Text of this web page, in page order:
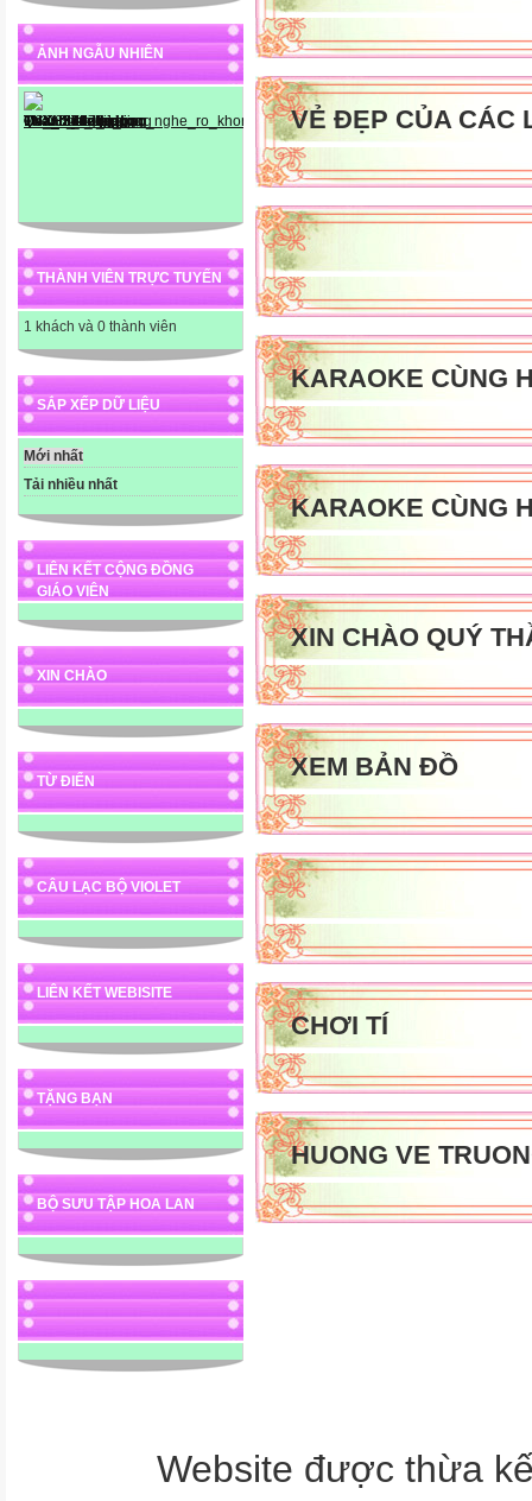
ẢNH NGẪU NHIÊN
THÀNH VIÊN TRỰC TUYẾN
1 khách và 0 thành viên
SẮP XẾP DỮ LIỆU
Mới nhất
Tải nhiều nhất
LIÊN KẾT CỘNG ĐỒNG
GIÁO VIÊN
XIN CHÀO
TỪ ĐIỂN
CÂU LẠC BỘ VIOLET
LIÊN KẾT WEBISITE
TẶNG BẠN
BỘ SƯU TẬP HOA LAN
VẺ ĐẸP CỦA CÁC
KARAOKE CÙNG
KARAOKE CÙNG
XIN CHÀO QUÝ
XEM BẢN ĐỒ
CHƠI TÍ
HUONG VE
Website được thừa